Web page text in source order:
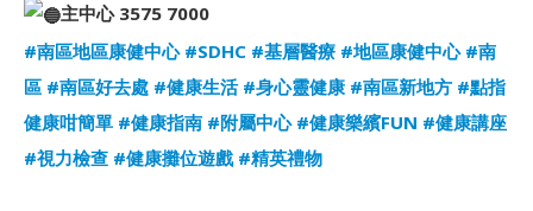
主中心 3575 7000
#南區地區康健中心 #SDHC #基層醫療 #地區康健中心 #南
區 #南區好去處 #健康生活 #身心靈健康 #南區新地方 #點指
健康咁簡單 #健康指南 #附屬中心 #健康樂繽FUN #健康講座
#視力檢查 #健康攤位遊戲 #精英禮物